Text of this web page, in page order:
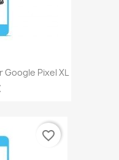
Pixel XL
favorite_border